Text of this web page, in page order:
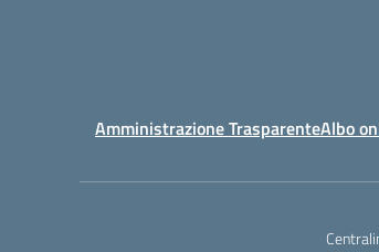
Amministrazione TrasparenteAlbo